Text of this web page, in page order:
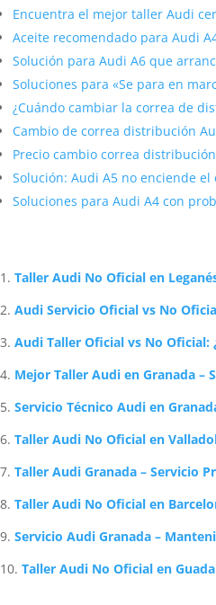
Encuentra el mejor taller Audi
Aceite recomendado para Audi
Solución para Audi A6 que
Soluciones para «Se para en
¿Cuándo cambiar la correa de
Cambio de correa distribución
Precio cambio correa
Solución: Audi A5 no enciende
Soluciones para Audi A4 con
Taller Audi No Oficial en
Audi Servicio Oficial vs No
Audi Taller Oficial vs No Oficial:
Mejor Taller Audi en Granada –
Servicio Técnico Audi en
Taller Audi No Oficial en
Taller Audi Granada – Servicio
Taller Audi No Oficial en
Servicio Audi Granada –
Taller Audi No Oficial en